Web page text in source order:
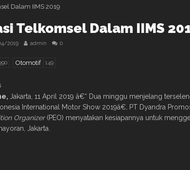
Telkomsel Dalam IIMS
2019 admin 0
Otomotif 149
Jakarta, 11 April 2019 â€“ Dua minggu menjelang
International Motor Show 2019â€, PT Dyandra
Organizer(PEO) menyatakan kesiapannya untuk
Jakarta.